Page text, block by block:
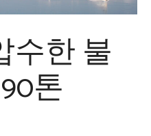
수한 불
톤